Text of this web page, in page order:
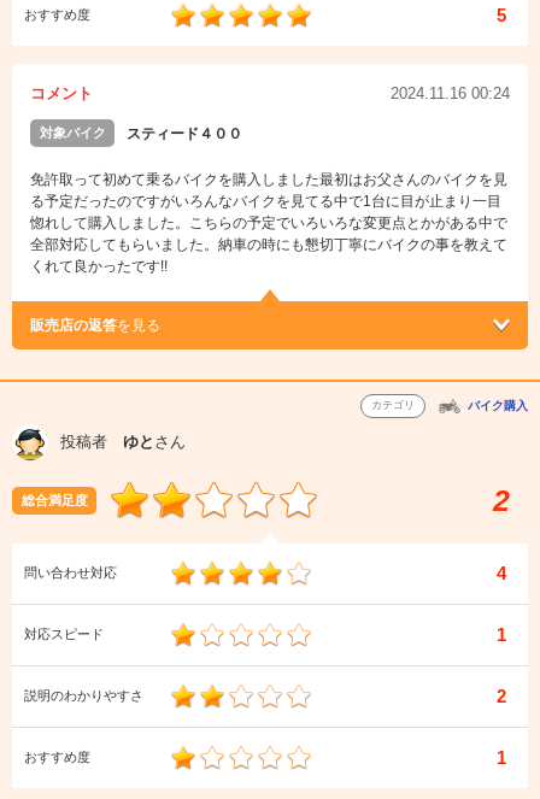
おすすめ度 5
コメント 2024.11.16 00:24
対象バイク スティード４００
免許取って初めて乗るバイクを購入しました最初はお父さんのバイクを見
る予定だったのですがいろんなバイクを見てる中で1台に目が止まり一目
惚れして購入しました。こちらの予定でいろいろな変更点とかがある中で
全部対応してもらいました。納車の時にも懇切丁寧にバイクの事を教えて
くれて良かったです!!
販売店の返答を見る
カテゴリ バイク購入
投稿者 ゆと さん
総合満足度 2
問い合わせ対応 4
対応スピード 1
説明のわかりやすさ 2
おすすめ度 1